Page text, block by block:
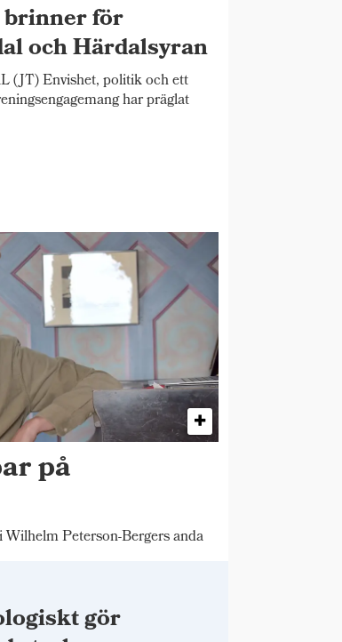
för
och Härdalsyran
(JT) Envishet, politik och ett
har präglat
på
Peterson-Bergers anda
gör